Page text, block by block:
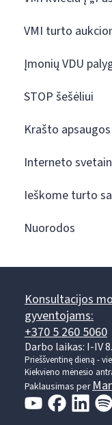
VMI turto
Įmonių VDU
STOP šešėliui
Krašto
Interneto
Ieškome turto
Nuorodos
Konsultacijos
gyventojams:
+370 5 260 5060
Darbo laikas: I-IV
Prieššventinę dieną -
Kiekvieno mėnesio
Paklausimas per